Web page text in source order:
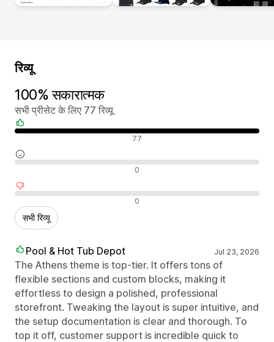
रिव्यू
100% सकारात्मक
सभी प्रीसेट के लिए 77 रिव्यू
सकारात्मक रिव्यू 77
न्यूट्रल रिव्यू 0
नकारात्मक रिव्यू 0
सभी रिव्यू
Pool & Hot Tub Depot Jul 23, 2026
The Athens theme is top-tier. It offers tons of
flexible sections and custom blocks, making it
effortless to design a polished, professional
storefront. Tweaking the layout is super intuitive, and
the setup documentation is clear and thorough. To
top it off, customer support is incredible quick to